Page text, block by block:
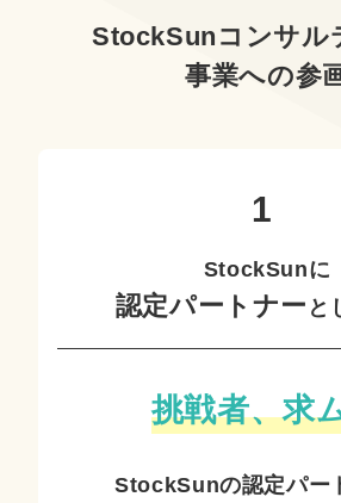
StockSunコンサル
事業への参
StockSunに
認定パートナー と
挑戦者、求
StockSunの認定パー